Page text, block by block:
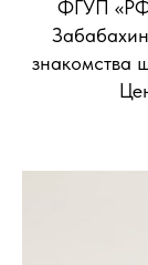
ФГУП
знакомства